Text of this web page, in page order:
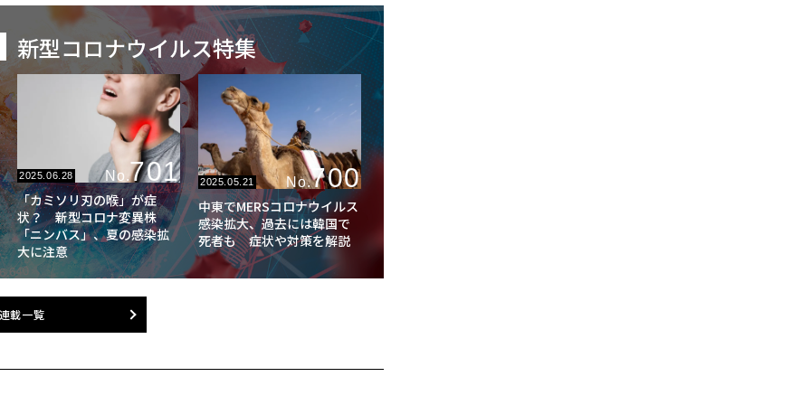
新型コロナウイルス特集
2025.06.28 No.701
「カミソリ刃の喉」が症
状？ 新型コロナ変異株
「ニンバス」、夏の感染拡
大に注意
2025.05.21 No.700
中東でMERSコロナウイルス
感染拡大、過去には韓国で
死者も 症状や対策を解説
載一覧